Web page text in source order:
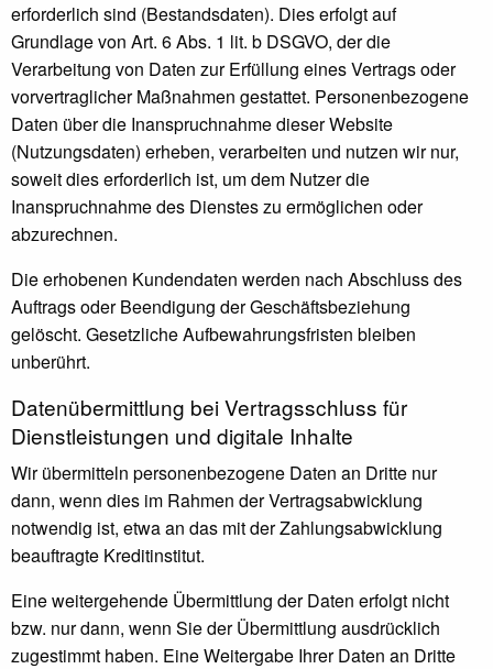
erforderlich sind (Bestandsdaten). Dies erfolgt auf
Grundlage von Art. 6 Abs. 1 lit. b DSGVO, der die
Verarbeitung von Daten zur Erfüllung eines Vertrags oder
vorvertraglicher Maßnahmen gestattet. Personenbezogene
Daten über die Inanspruchnahme dieser Website
(Nutzungsdaten) erheben, verarbeiten und nutzen wir nur,
soweit dies erforderlich ist, um dem Nutzer die
Inanspruchnahme des Dienstes zu ermöglichen oder
abzurechnen.
Die erhobenen Kundendaten werden nach Abschluss des
Auftrags oder Beendigung der Geschäftsbeziehung
gelöscht. Gesetzliche Aufbewahrungsfristen bleiben
unberührt.
Daten­übermittlung bei Vertragsschluss für
Dienstleistungen und digitale Inhalte
Wir übermitteln personenbezogene Daten an Dritte nur
dann, wenn dies im Rahmen der Vertragsabwicklung
notwendig ist, etwa an das mit der Zahlungsabwicklung
beauftragte Kreditinstitut.
Eine weitergehende Übermittlung der Daten erfolgt nicht
bzw. nur dann, wenn Sie der Übermittlung ausdrücklich
zugestimmt haben. Eine Weitergabe Ihrer Daten an Dritte